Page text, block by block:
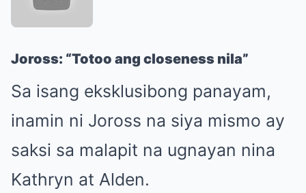
Joross: “Totoo ang closeness nila”
Sa isang eksklusibong panayam,
inamin ni Joross na siya mismo ay
saksi sa malapit na ugnayan nina
Kathryn at Alden.